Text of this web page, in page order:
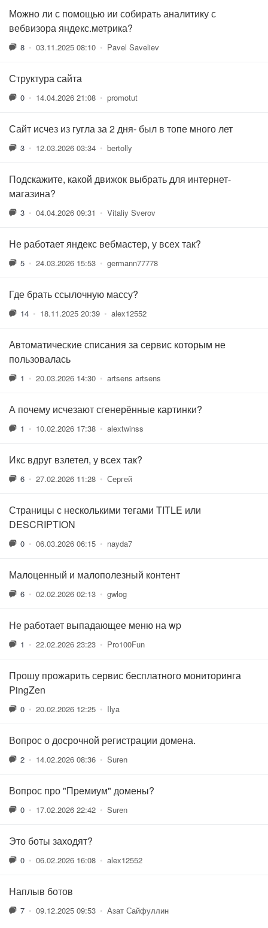
Можно ли с помощью ии собирать аналитику с
вебвизора яндекс.метрика?
8 • 03.11.2025 08:10 • Pavel Saveliev
Структура сайта
0 • 14.04.2026 21:08 • promotut
Сайт исчез из гугла за 2 дня- был в топе много лет
3 • 12.03.2026 03:34 • bertolly
Подскажите, какой движок выбрать для интернет-
магазина?
3 • 04.04.2026 09:31 • Vitaliy Sverov
Не работает яндекс вебмастер, у всех так?
5 • 24.03.2026 15:53 • germann77778
Где брать ссылочную массу?
14 • 18.11.2025 20:39 • alex12552
Автоматические списания за сервис которым не
пользовалась
1 • 20.03.2026 14:30 • artsens artsens
А почему исчезают сгенерённые картинки?
1 • 10.02.2026 17:38 • alextwinss
Икс вдруг взлетел, у всех так?
6 • 27.02.2026 11:28 • Сергей
Страницы с несколькими тегами TITLE или
DESCRIPTION
0 • 06.03.2026 06:15 • nayda7
Малоценный и малополезный контент
6 • 02.02.2026 02:13 • gwlog
Не работает выпадающее меню на wp
1 • 22.02.2026 23:23 • Pro100Fun
Прошу прожарить сервис бесплатного мониторинга
PingZen
0 • 20.02.2026 12:25 • Ilya
Вопрос о досрочной регистрации домена.
2 • 14.02.2026 08:36 • Suren
Вопрос про "Премиум" домены?
0 • 17.02.2026 22:42 • Suren
Это боты заходят?
0 • 06.02.2026 16:08 • alex12552
Наплыв ботов
7 • 09.12.2025 09:53 • Азат Сайфуллин